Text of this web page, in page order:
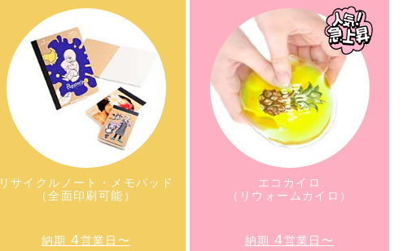
バンブー
タンブラー430ml
シンプルタンブラー480ml
（コーヒー配合タイプ）
リサイクルノート・メモパッド
（全面印刷可能）
納期4営業日〜
エコカイロ
（リウォームカイロ）
納期4営業日〜